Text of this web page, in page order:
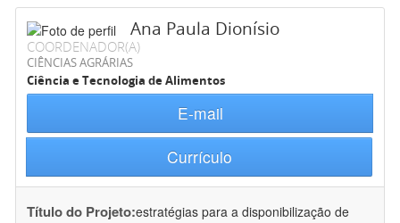
Ana Paula Dionísio
COORDENADOR(A)
CIÊNCIAS AGRÁRIAS
Ciência e Tecnologia de Alimentos
E-mail
Currículo
Título do Projeto:estratégias para a disponibilização de